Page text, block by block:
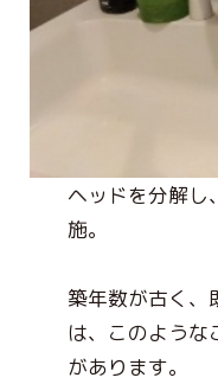
ヘッドを分解
施。
築年数が古く、
は、このような
があります。